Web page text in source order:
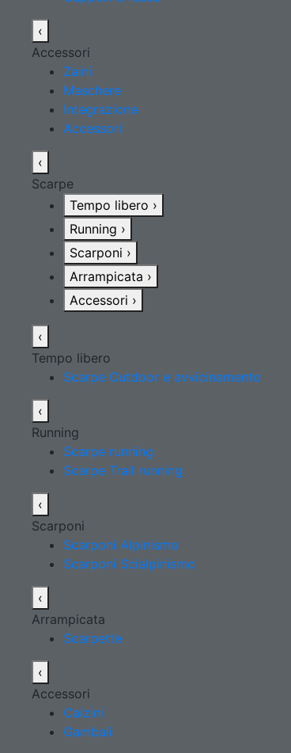
‹
Accessori
Zaini
Maschere
Integrazione
Accessori
‹
Scarpe
Tempo libero ›
Running ›
Scarponi ›
Arrampicata ›
Accessori ›
‹
Tempo libero
Scarpe Outdoor e avvicinamento
‹
Running
Scarpe running
Scarpe Trail running
‹
Scarponi
Scarponi Alpinismo
Scarponi Scialpinismo
‹
Arrampicata
Scarpette
‹
Accessori
Calzini
Gambali